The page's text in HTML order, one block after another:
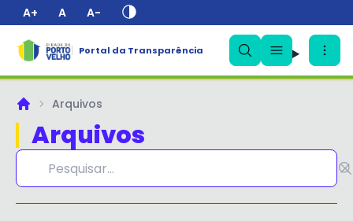
A+ A A-
Portal da Transparência
PrincipalArquivos
Arquivos
✕